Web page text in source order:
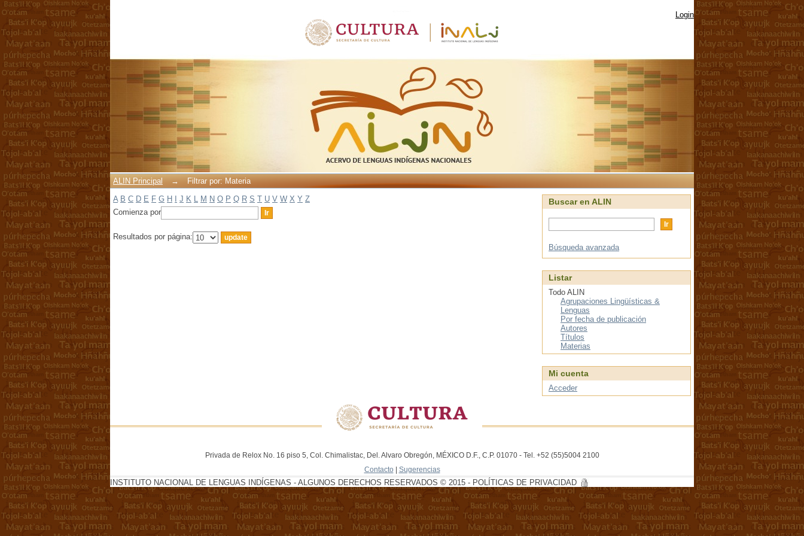
Login
ALIN Principal →
Filtrar por: Materia
A B C D E F G H J K L M N O P Q R S T U V W X Y Z
Comienza por
Resultados por página:
Buscar en ALIN
Búsqueda avanzada
Listar
Todo ALIN
Agrupaciones Lingüísticas &
Lenguas
Por fecha de publicación
Autores
Títulos
Materias
Mi cuenta
Acceder
Privada de Relox No. 16 piso 5, Col. Chimalistac, Del. Alvaro Obregón, MÉXICO D.F., C.P. 01070 - Tel. +52 (55)5004 2100
Contacto | Sugerencias
INSTITUTO NACIONAL DE LENGUAS INDÍGENAS - ALGUNOS DERECHOS RESERVADOS © 2015 - POLÍTICAS DE PRIVACIDAD